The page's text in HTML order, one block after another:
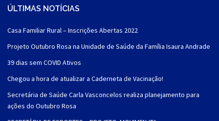
ÚLTIMAS NOTÍCIAS
Casa Familiar Rural – Inscrições Abertas 2022
Projeto Outubro Rosa na Unidade de Saúde da Família Isaura Andrade
39 dias sem COVID Ativos
Chegou a hora de atualizar a Caderneta de Vacinação!
Secretária de Saúde Carla Vasconcelos realiza planejamento para
ações do Outubro Rosa